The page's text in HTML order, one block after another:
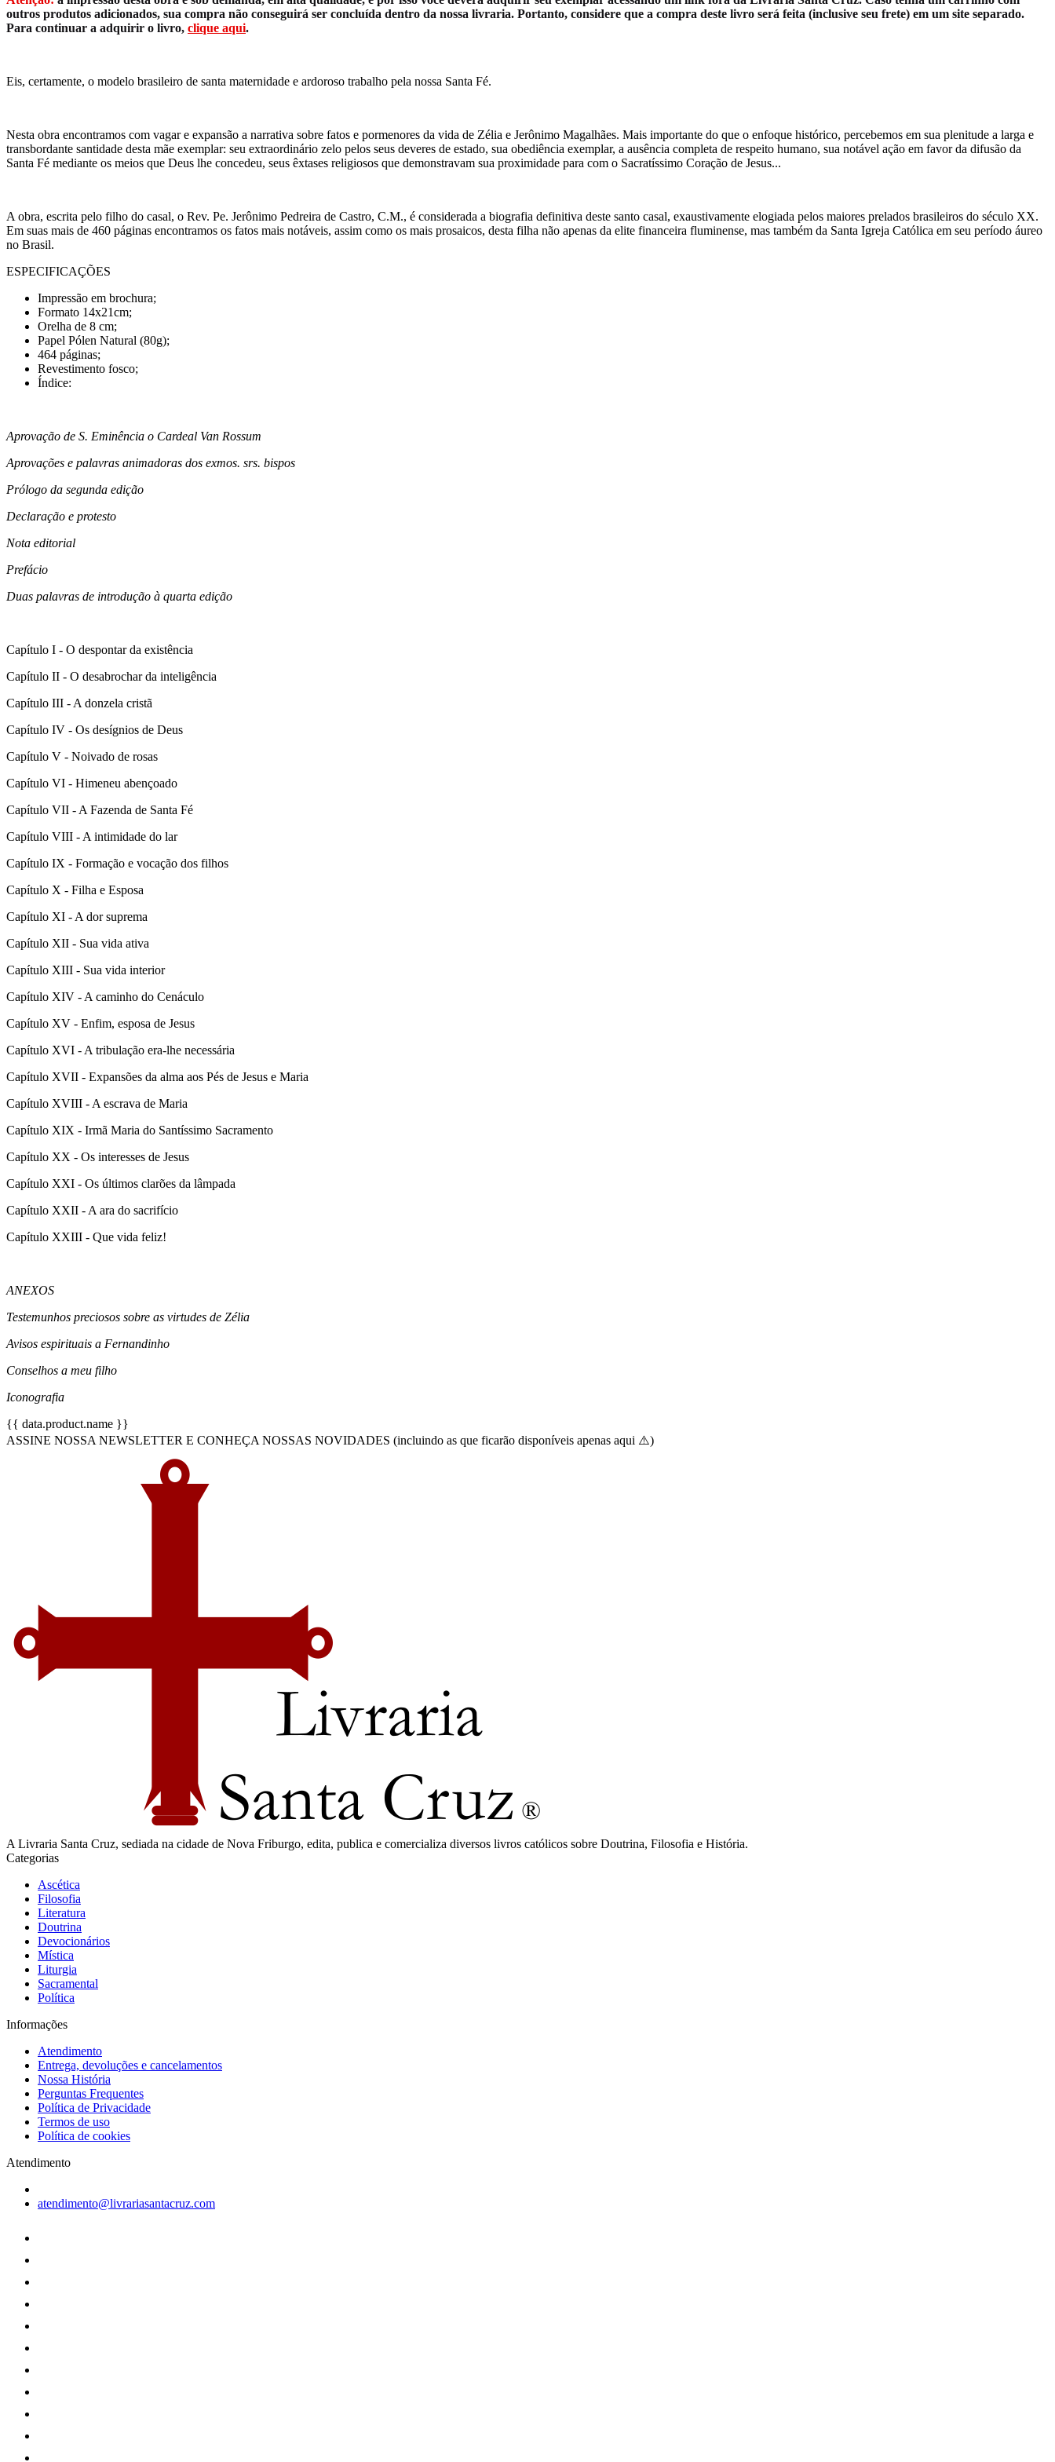
outros produtos adicionados, sua compra não conseguirá ser concluída dentro da nossa livraria. Portanto, considere que a compra deste livro será feita (inclusive seu frete) em um site separado.
Para continuar a adquirir o livro, clique aqui.
Eis, certamente, o modelo brasileiro de santa maternidade e ardoroso trabalho pela nossa Santa Fé.
Nesta obra encontramos com vagar e expansão a narrativa sobre fatos e pormenores da vida de Zélia e Jerônimo Magalhães. Mais importante do que o enfoque histórico, percebemos em sua plenitude a larga e
transbordante santidade desta mãe exemplar: seu extraordinário zelo pelos seus deveres de estado, sua obediência exemplar, a ausência completa de respeito humano, sua notável ação em favor da difusão da
Santa Fé mediante os meios que Deus lhe concedeu, seus êxtases religiosos que demonstravam sua proximidade para com o Sacratíssimo Coração de Jesus...
A obra, escrita pelo filho do casal, o Rev. Pe. Jerônimo Pedreira de Castro, C.M., é considerada a biografia definitiva deste santo casal, exaustivamente elogiada pelos maiores prelados brasileiros do século XX.
Em suas mais de 460 páginas encontramos os fatos mais notáveis, assim como os mais prosaicos, desta filha não apenas da elite financeira fluminense, mas também da Santa Igreja Católica em seu período áureo
no Brasil.
ESPECIFICAÇÕES
Impressão em brochura;
Formato 14x21cm;
Orelha de 8 cm;
Papel Pólen Natural (80g);
464 páginas;
Revestimento fosco;
Índice:
Aprovação de S. Eminência o Cardeal Van Rossum
Aprovações e palavras animadoras dos exmos. srs. bispos
Prólogo da segunda edição
Declaração e protesto
Nota editorial
Prefácio
Duas palavras de introdução à quarta edição
Capítulo I - O despontar da existência
Capítulo II - O desabrochar da inteligência
Capítulo III - A donzela cristã
Capítulo IV - Os desígnios de Deus
Capítulo V - Noivado de rosas
Capítulo VI - Himeneu abençoado
Capítulo VII - A Fazenda de Santa Fé
Capítulo VIII - A intimidade do lar
Capítulo IX - Formação e vocação dos filhos
Capítulo X - Filha e Esposa
Capítulo XI - A dor suprema
Capítulo XII - Sua vida ativa
Capítulo XIII - Sua vida interior
Capítulo XIV - A caminho do Cenáculo
Capítulo XV - Enfim, esposa de Jesus
Capítulo XVI - A tribulação era-lhe necessária
Capítulo XVII - Expansões da alma aos Pés de Jesus e Maria
Capítulo XVIII - A escrava de Maria
Capítulo XIX - Irmã Maria do Santíssimo Sacramento
Capítulo XX - Os interesses de Jesus
Capítulo XXI - Os últimos clarões da lâmpada
Capítulo XXII - A ara do sacrifício
Capítulo XXIII - Que vida feliz!
ANEXOS
Testemunhos preciosos sobre as virtudes de Zélia
Avisos espirituais a Fernandinho
Conselhos a meu filho
Iconografia
{{ data.product.name }}
ASSINE NOSSA NEWSLETTER E CONHEÇA NOSSAS NOVIDADES (incluindo as que ficarão disponíveis apenas aqui ⚠️)
A Livraria Santa Cruz, sediada na cidade de Nova Friburgo, edita, publica e comercializa diversos livros católicos sobre Doutrina, Filosofia e História.
Categorias
Ascética
Filosofia
Literatura
Doutrina
Devocionários
Mística
Liturgia
Sacramental
Política
Informações
Atendimento
Entrega, devoluções e cancelamentos
Nossa História
Perguntas Frequentes
Política de Privacidade
Termos de uso
Política de cookies
Atendimento
atendimento@livrariasantacruz.com